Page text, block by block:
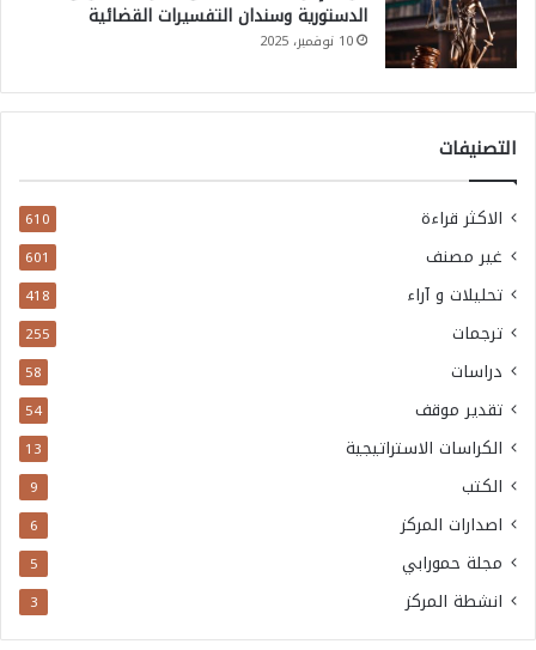
الدستورية وسندان التفسيرات القضائية
10 نوفمبر، 2025
التصنيفات
الاكثر قراءة 610
غير مصنف 601
تحليلات و آراء 418
ترجمات 255
دراسات 58
تقدير موقف 54
الكراسات الاستراتيجية 13
الكتب 9
اصدارات المركز 6
مجلة حمورابي 5
انشطة المركز 3